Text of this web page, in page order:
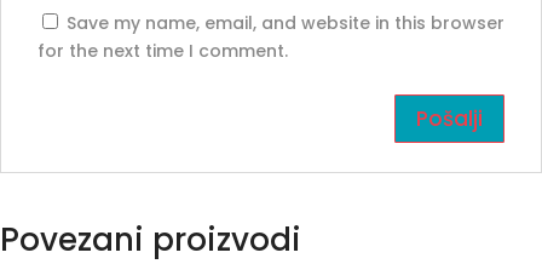
Save my name, email, and website in this browser
for the next time I comment.
Povezani proizvodi